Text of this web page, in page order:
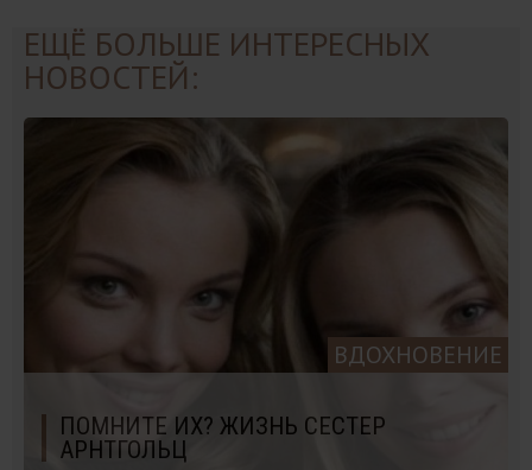
ЕЩЁ БОЛЬШЕ ИНТЕРЕСНЫХ
НОВОСТЕЙ:
ВДОХНОВЕНИЕ
ПОМНИТЕ ИХ? ЖИЗНЬ СЕСТЕР
АРНТГОЛЬЦ